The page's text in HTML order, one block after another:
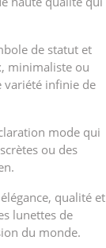
de statut et
minimaliste ou
variété infinie de
mode qui
ou des
qualité et
lunettes de
du monde.